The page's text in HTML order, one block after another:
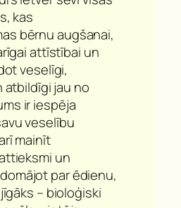
kas
bērnu augšanai,
attīstībai un
veselīgi,
atbildīgi jau no
ir iespēja
veselību
mainīt
un
par ēdienu,
– bioloģiski